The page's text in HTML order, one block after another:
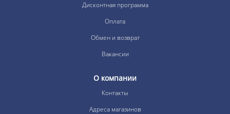
Дисконтная программа
Оплата
Обмен и возврат
Вакансии
О компании
Контакты
Адреса магазинов